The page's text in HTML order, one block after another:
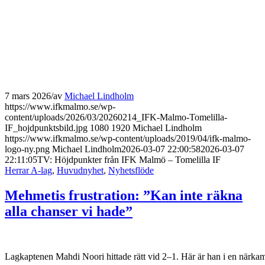
7 mars 2026/av Michael Lindholm
https://www.ifkmalmo.se/wp-
content/uploads/2026/03/20260214_IFK-Malmo-Tomelilla-
IF_hojdpunktsbild.jpg 1080 1920 Michael Lindholm
https://www.ifkmalmo.se/wp-content/uploads/2019/04/ifk-malmo-
logo-ny.png Michael Lindholm2026-03-07 22:00:582026-03-07
22:11:05TV: Höjdpunkter från IFK Malmö – Tomelilla IF
Herrar A-lag, Huvudnyhet, Nyhetsflöde
Mehmetis frustration: ”Kan inte räkna
alla chanser vi hade”
Lagkaptenen Mahdi Noori hittade rätt vid 2–1. Här är han i en